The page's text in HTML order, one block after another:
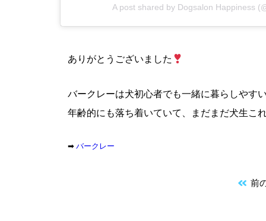
A post shared by Dogsalon Happiness
ありがとうございました
バークレーは犬初心者でも一緒に暮らしやす
年齢的にも落ち着いていて、まだまだ犬生こ
➡︎バークレー
前